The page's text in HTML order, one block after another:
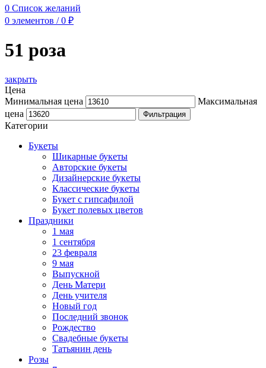
0 Список желаний
0 элементов / 0 ₽
51 роза
закрыть
Цена
Минимальная цена
Максимальная
цена
Фильтрация
Категории
Букеты
Шикарные букеты
Авторские букеты
Дизайнерские букеты
Классические букеты
Букет с гипсафилой
Букет полевых цветов
Праздники
1 мая
1 сентября
23 февраля
9 мая
Выпускной
День Матери
День учителя
Новый год
Последний звонок
Рождество
Свадебные букеты
Татьянин день
Розы